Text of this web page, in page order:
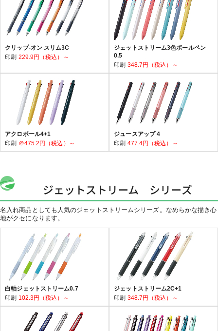
クリップ-オン スリム3C
印刷 229.9円（税込）～
ジェットストリーム3色ボールペン
0.5
印刷 348.7円（税込）～
アクロボール4+1
印刷 ＠475.2円（税込）～
ジュースアップ 4
印刷 477.4円（税込）～
ジェットストリーム シリーズ
名入れ商品としても人気のジェットストリームシリーズ。なめらかな描き心
地がクセになります。
白軸ジェットストリーム0.7
印刷 102.3円（税込）～
ジェットストリーム2C+1
印刷 348.7円（税込）～